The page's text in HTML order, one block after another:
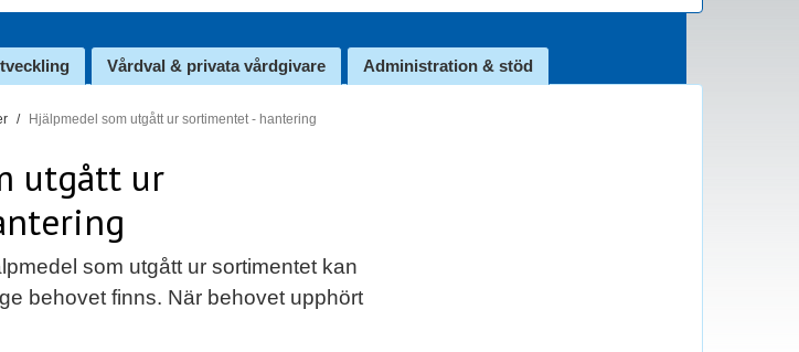
Vårdval & privata vårdgivare Administration & stöd
Hjälpmedel som utgått ur sortimentet - hantering
utgått ur
som utgått ur sortimentet kan
behovet finns. När behovet upphört